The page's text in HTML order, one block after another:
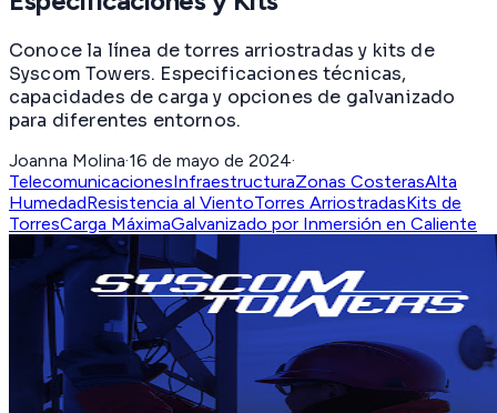
Conoce la línea de torres arriostradas y kits de
Syscom Towers. Especificaciones técnicas,
capacidades de carga y opciones de galvanizado
para diferentes entornos.
Joanna Molina·16 de mayo de 2024·
TelecomunicacionesInfraestructuraZonas CosterasAlta
HumedadResistencia al VientoTorres ArriostradasKits de
TorresCarga MáximaGalvanizado por Inmersión en Caliente